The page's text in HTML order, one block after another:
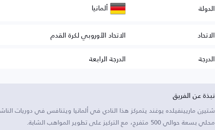
الدولة ألمانيا
الاتحاد
الاتحاد الأوروبي لكرة القدم
الدرجة
الدرجة الرابعة
نبذة عن الفريق
شتيرن ماريينفيلده يوغند يتمركز هذا النادي في ألمانيا ويتنافس في دوريات
محلي بسعة حوالي 500 متفرج، مع التركيز على تطوير المواهب الشابة.